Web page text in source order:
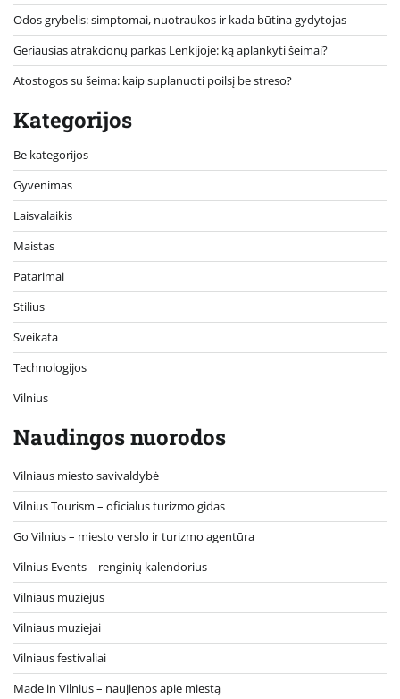
Odos grybelis: simptomai, nuotraukos ir kada būtina gydytojas
Geriausias atrakcionų parkas Lenkijoje: ką aplankyti šeimai?
Atostogos su šeima: kaip suplanuoti poilsį be streso?
Kategorijos
Be kategorijos
Gyvenimas
Laisvalaikis
Maistas
Patarimai
Stilius
Sveikata
Technologijos
Vilnius
Naudingos nuorodos
Vilniaus miesto savivaldybė
Vilnius Tourism – oficialus turizmo gidas
Go Vilnius – miesto verslo ir turizmo agentūra
Vilnius Events – renginių kalendorius
Vilniaus muziejus
Vilniaus muziejai
Vilniaus festivaliai
Made in Vilnius – naujienos apie miestą